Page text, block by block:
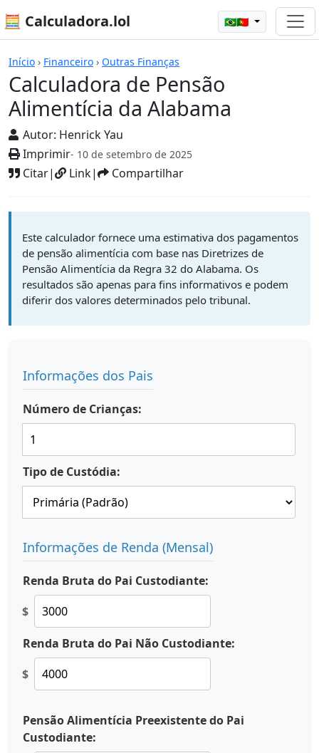
🧮 Calculadora.lol 🇧🇷🇵🇹
Início › Financeiro › Outras Finanças
Calculadora de Pensão
Alimentícia da Alabama
Autor: Henrick Yau
Imprimir- 10 de setembro de 2025
Citar| Link| Compartilhar
Calculadoras
Este calculador fornece uma estimativa dos pagamentos
de pensão alimentícia com base nas Diretrizes de
Pensão Alimentícia da Regra 32 do Alabama. Os
resultados são apenas para fins informativos e podem
diferir dos valores determinados pelo tribunal.
Informações dos Pais
Número de Crianças:
Tipo de Custódia:
Informações de Renda (Mensal)
Renda Bruta do Pai Custodiante:
$
Renda Bruta do Pai Não Custodiante:
$
Pensão Alimentícia Preexistente do Pai
Custodiante: